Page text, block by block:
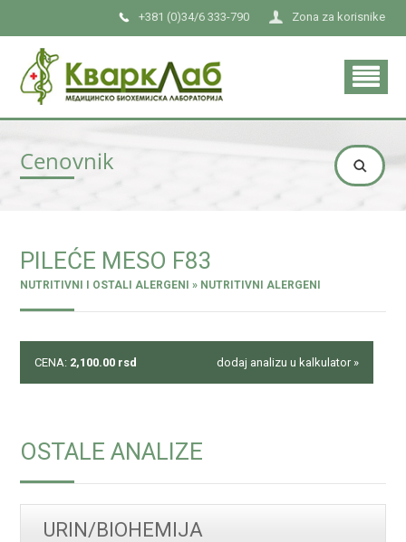
Zona za korisnike
+381 (0)34/6 333-790
Cenovnik
PILEĆE MESO F83
NUTRITIVNI I OSTALI ALERGENI » NUTRITIVNI ALERGENI
CENA: 2,100.00 rsd dodaj analizu u kalkulator »
OSTALE ANALIZE
URIN/BIOHEMIJA